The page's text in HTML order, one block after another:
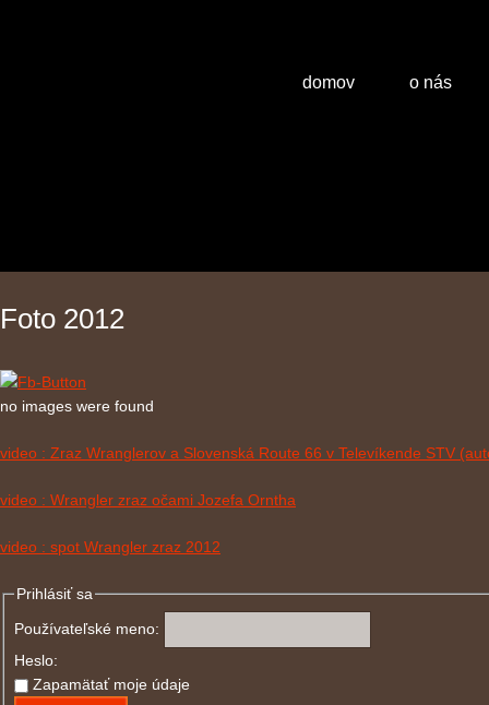
domov o nás
Foto 2012
no images were found
video : Zraz Wranglerov a Slovenská Route 66 v Televíkende STV
video : Wrangler zraz očami Jozefa Orntha
video : spot Wrangler zraz 2012
Prihlásiť sa
Používateľské meno:
Heslo:
Zapamätať moje údaje